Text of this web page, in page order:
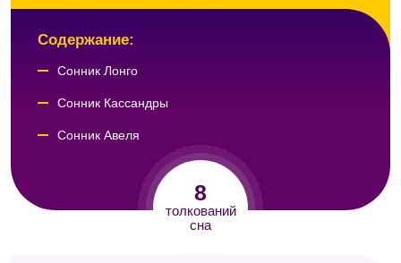
8
толкований
сна
Содержание:
Сонник Лонго
Сонник Кассандры
Сонник Авеля
Сонник по алфавиту (Мельников)
Сонник целительницы Федоровской